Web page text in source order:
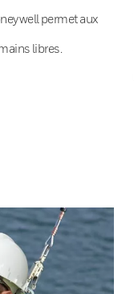
permet aux
libres.